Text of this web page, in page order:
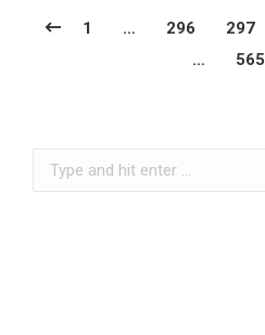
1 … 296 297
…
565
Search: